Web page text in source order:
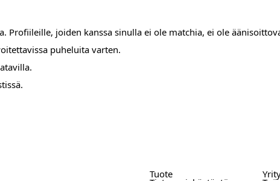
joiden kanssa sinulla ei ole matchia, ei ole
puheluita varten.
Tuote